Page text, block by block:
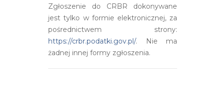
Zgłoszenie do CRBR dokonywane
jest tylko w formie elektronicznej, za
pośrednictwem strony:
https://crbr.podatki.gov.pl/. Nie ma
żadnej innej formy zgłoszenia.